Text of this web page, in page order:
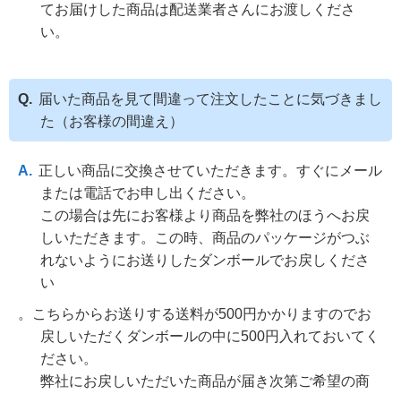
てお届けした商品は配送業者さんにお渡しくださ
い。
届いた商品を見て間違って注文したことに気づきまし
た（お客様の間違え）
正しい商品に交換させていただきます。すぐにメール
または電話でお申し出ください。
この場合は先にお客様より商品を弊社のほうへお戻
しいただきます。この時、商品のパッケージがつぶ
れないようにお送りしたダンボールでお戻しくださ
い
。こちらからお送りする送料が500円かかりますのでお
戻しいただくダンボールの中に500円入れておいてく
ださい。
弊社にお戻しいただいた商品が届き次第ご希望の商